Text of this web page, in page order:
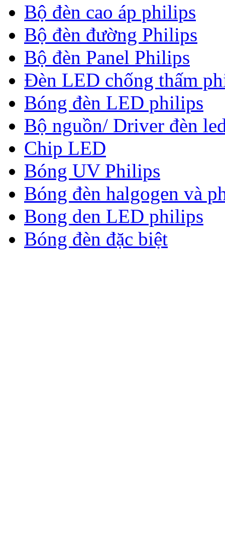
Bộ đèn cao áp philips
Bộ đèn đường Philips
Bộ đèn Panel Philips
Đèn LED chống thấm
Bóng đèn LED philips
Bộ nguồn/ Driver đèn
Chip LED
Bóng UV Philips
Bóng đèn halgogen và
Bong den LED philips
Bóng đèn đặc biệt